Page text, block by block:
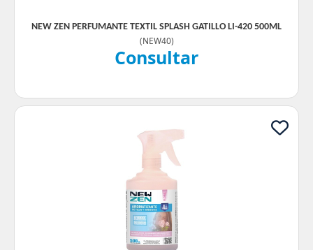
NEW ZEN PERFUMANTE TEXTIL SPLASH GATILLO LI-420 500ML
(NEW40)
Consultar